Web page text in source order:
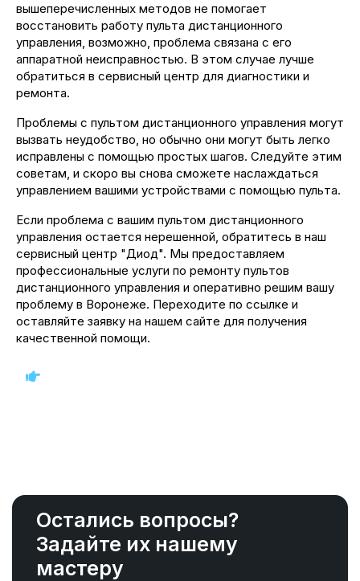
вышеперечисленных методов не помогает
восстановить работу пульта дистанционного
управления, возможно, проблема связана с его
аппаратной неисправностью. В этом случае лучше
обратиться в сервисный центр для диагностики и
ремонта.
Проблемы с пультом дистанционного управления могут
вызвать неудобство, но обычно они могут быть легко
исправлены с помощью простых шагов. Следуйте этим
советам, и скоро вы снова сможете наслаждаться
управлением вашими устройствами с помощью пульта.
Если проблема с вашим пультом дистанционного
управления остается нерешенной, обратитесь в наш
сервисный центр "Диод". Мы предоставляем
профессиональные услуги по ремонту пультов
дистанционного управления и оперативно решим вашу
проблему в Воронеже. Переходите по ссылке и
оставляйте заявку на нашем сайте для получения
качественной помощи.
Остались вопросы?
Задайте их нашему
мастеру